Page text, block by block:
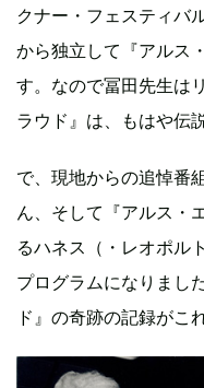
クナー・フェスティバ
から独立して『アルス
す。なので冨田先生は
ラウド』は、もはや伝
で、現地からの追悼番
ん、そして『アルス・
るハネス（・レオポル
プログラムになりまし
ド』の奇跡の記録がこれ